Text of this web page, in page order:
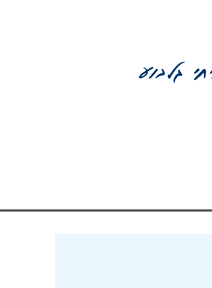
גלבוע